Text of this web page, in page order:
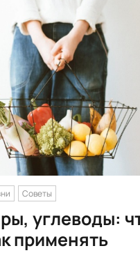
Советы
углеводы:
применять